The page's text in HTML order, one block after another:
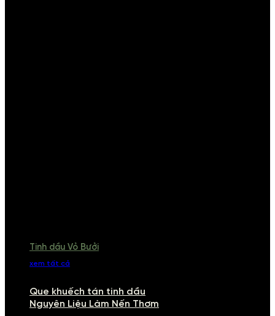
Tinh dầu Vỏ Bưởi
xem tất cả
Que khuếch tán tinh dầu
Nguyên Liệu Làm Nến Thơm